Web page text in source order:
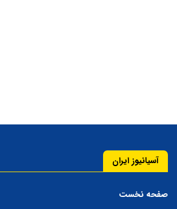
آسیانیوز ایران
صفحه نخست